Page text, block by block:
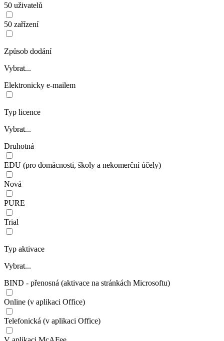
50 uživatelů
50 zařízení
Způsob dodání
Vybrat...
Elektronicky e-mailem
Typ licence
Vybrat...
Druhotná
EDU (pro domácnosti, školy a nekomerční účely)
Nová
PURE
Trial
Typ aktivace
Vybrat...
BIND - přenosná (aktivace na stránkách Microsoftu)
Online (v aplikaci Office)
Telefonická (v aplikaci Office)